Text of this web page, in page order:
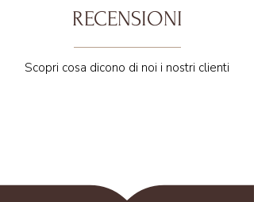
RECENSIONI
Scopri cosa dicono di noi i nostri clienti